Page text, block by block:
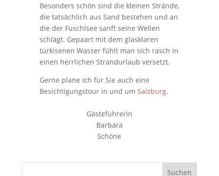
Besonders schön sind die kleinen Strände,
die tatsächlich aus Sand bestehen und an
die der Fuschlsee sanft seine Wellen
schlägt. Gepaart mit dem glasklaren
türkisenen Wasser fühlt man sich rasch in
einen herrlichen Strandurlaub versetzt.
Gerne plane ich für Sie auch eine
Besichtigungstour in und um Salzburg.
Gästeführerin
Barbara
Schöne